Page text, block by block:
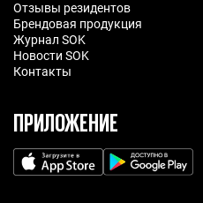
Отзывы резидентов
Брендовая продукция
Журнал SOK
Новости SOK
Контакты
ПРИЛОЖЕНИЕ